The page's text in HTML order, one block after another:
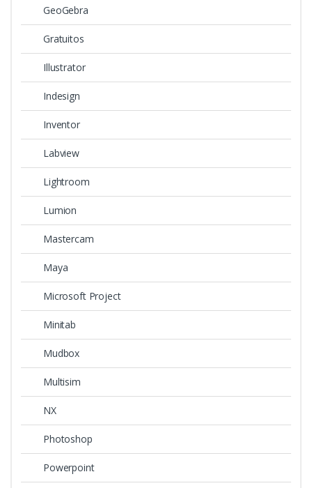
GeoGebra
Gratuitos
Illustrator
Indesign
Inventor
Labview
Lightroom
Lumion
Mastercam
Maya
Microsoft Project
Minitab
Mudbox
Multisim
NX
Photoshop
Powerpoint